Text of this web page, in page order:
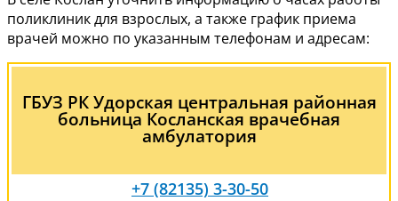
поликлиник для взрослых, а также график приема
врачей можно по указанным телефонам и адресам:
ГБУЗ РК Удорская центральная районная
больница Косланская врачебная
амбулатория
+7 (82135) 3-30-50